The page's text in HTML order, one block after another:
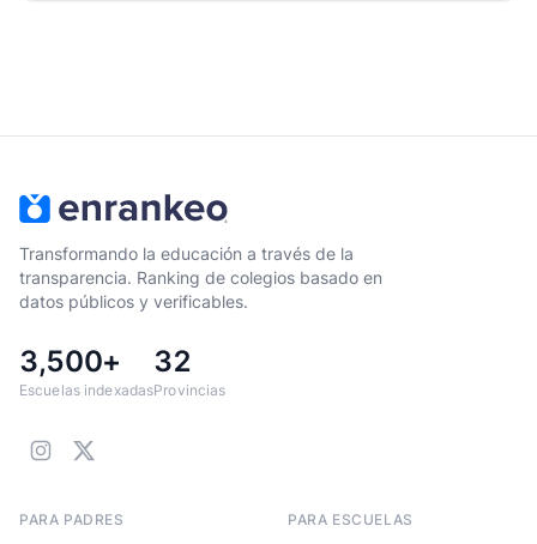
Transformando la educación a través de la
transparencia. Ranking de colegios basado en
datos públicos y verificables.
3,500+
Escuelas indexadas
32
Provincias
PARA PADRES PARA ESCUELAS